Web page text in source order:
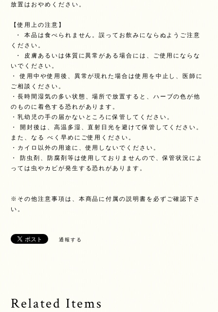
放置はおやめください。
【使用上の注意】
・ 本品は食べられません。誤ってお飲みにならぬようご注意
ください。
・ 皮膚あるいは体質に異常がある場合には、ご使用にならな
いでください。
・ 使用中や使用後、異常が現れた場合は使用を中止し、医師に
ご相談ください。
・長時間湿気の多い状態、場所で放置すると、ハーブの色が他
のものに着色する恐れがあります。
・乳幼児の手の届かないところに保管してください。
・ 開封後は、高温多湿、直射日光を避けて保管してください。
また、なる べく早めにご使用ください。
・カイロ以外の用途に、使用しないでください。
・ 防虫剤、防腐剤等は使用しておりませんので、保管状況によ
っては虫やカビが発生する恐れがあります。
※その他注意事項は、本商品に付属の説明書を必ずご確認下さ
い。
通報する
Related Items